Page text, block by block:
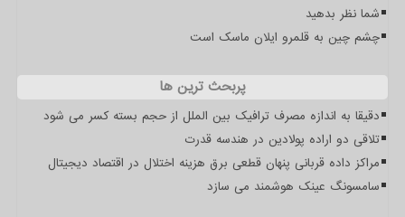
شما نظر بدهید
چشم چین به قلمرو ایلان ماسک است
پربحث ترین ها
دقیقا به اندازه مصرف ترافیک بین الملل از حجم بسته کسر می شود
تلاقی دو اراده پولادین در هندسه قدرت
مراکز داده قربانی پنهان قطعی برق هزینه اختلال در اقتصاد دیجیتال
سامسونگ عینک هوشمند می سازد